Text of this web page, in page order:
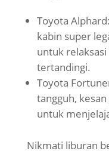
Toyota
kabin super
untuk
tertandingi.
Toyota
tangguh,
untuk
​Nikmati liburan